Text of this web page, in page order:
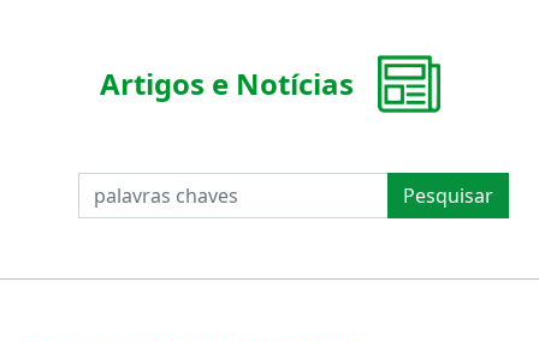
PESQUISAR Pesquisar
Artigos e Notícias